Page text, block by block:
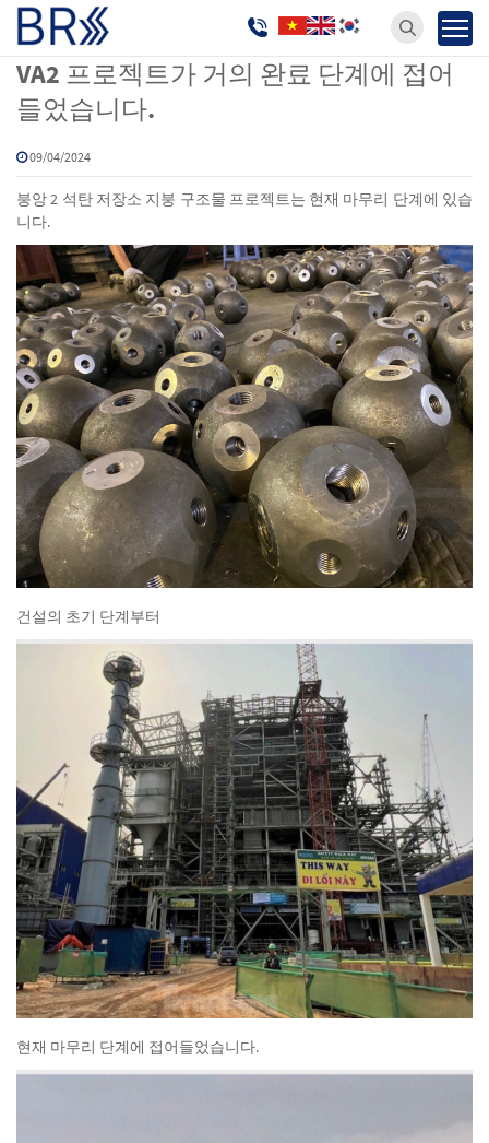
Trang chủ 소식
VA2 프로젝트가 거의 완료 단계에 접어
들었습니다.
09/04/2024
붕앙 2 석탄 저장소 지붕 구조물 프로젝트는 현재 마무리 단계에 있습
니다.
건설의 초기 단계부터
현재 마무리 단계에 접어들었습니다.